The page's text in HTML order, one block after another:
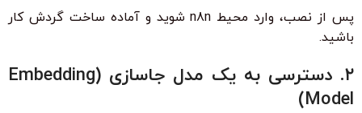
پس از نصب، وارد محیط n8n شوید و آماده ساخت گردش کار
باشید.
۲. دسترسی به یک مدل جاسازی (Embedding
Model)